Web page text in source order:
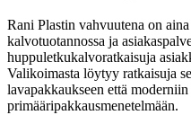
Rani Plastin vahvuutena on
kalvotuotannossa ja
huppuletkukalvoratkaisuja
Valikoimasta löytyy ratkaisuja
lavapakkaukseen että
primääripakkausmenetelmään.